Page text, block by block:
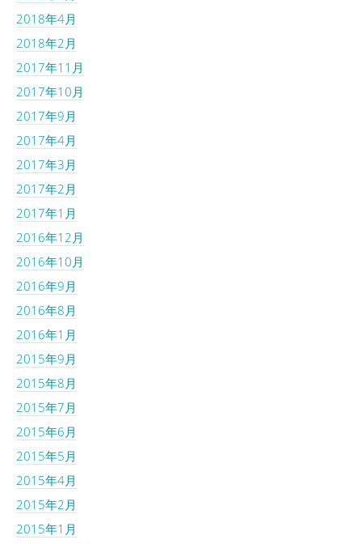
2018年4月
2018年2月
2017年11月
2017年10月
2017年9月
2017年4月
2017年3月
2017年2月
2017年1月
2016年12月
2016年10月
2016年9月
2016年8月
2016年1月
2015年9月
2015年8月
2015年7月
2015年6月
2015年5月
2015年4月
2015年2月
2015年1月